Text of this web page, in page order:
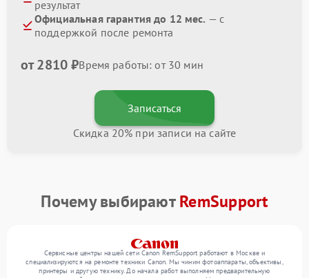
результат
Официальная гарантия до 12 мес. — с
поддержкой после ремонта
от 2810 ₽Время работы: от 30 мин
Записаться
Скидка 20% при записи на сайте
Почему выбираютRemSupport
Сервисные центры нашей сети Canon RemSupport работают в Москве и
специализируются на ремонте техники Canon. Мы чиним фотоаппараты, объективы,
принтеры и другую технику. До начала работ выполняем предварительную